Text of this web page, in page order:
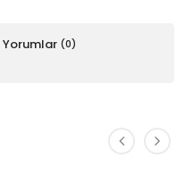
Yorumlar (0)